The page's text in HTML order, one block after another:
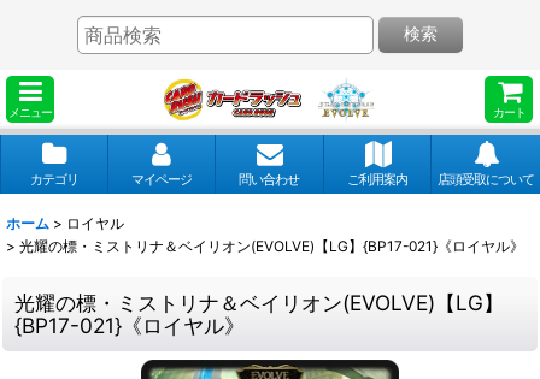
メニュー カート
検索
カテゴリ マイページ 問い合わせ ご利用案内 店頭受取について
ホーム > ロイヤル
> 光耀の標・ミストリナ＆ベイリオン(EVOLVE)【LG】{BP17-021}《ロイヤル》
光耀の標・ミストリナ＆ベイリオン(EVOLVE)【LG】
{BP17-021}《ロイヤル》